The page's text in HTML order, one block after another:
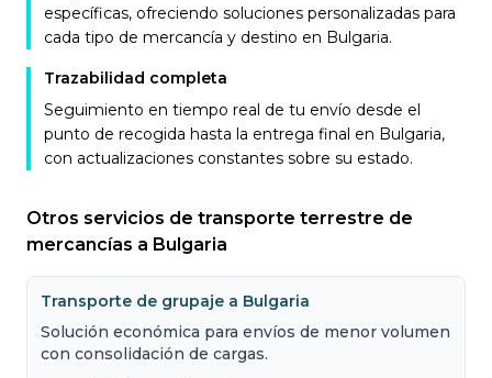
específicas, ofreciendo soluciones personalizadas para
cada tipo de mercancía y destino en Bulgaria.
Trazabilidad completa
Seguimiento en tiempo real de tu envío desde el
punto de recogida hasta la entrega final en Bulgaria,
con actualizaciones constantes sobre su estado.
Otros servicios de transporte terrestre de
mercancías a Bulgaria
Transporte de grupaje a Bulgaria
Solución económica para envíos de menor volumen
con consolidación de cargas.